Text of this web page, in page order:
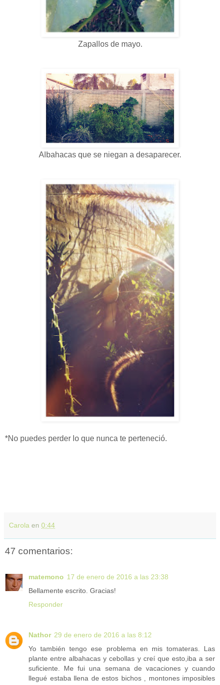
Zapallos de mayo.
Albahacas que se niegan a desaparecer.
*No puedes perder lo que nunca te perteneció.
Carola en 0:44
47 comentarios:
matemono 17 de enero de 2016 a las 23:38
Bellamente escrito. Gracias!
Responder
Nathor 29 de enero de 2016 a las 8:12
Yo también tengo ese problema en mis tomateras. Las
plante entre albahacas y cebollas y creí que esto,iba a ser
suficiente. Me fui una semana de vacaciones y cuando
llegué estaba llena de estos bichos , montones imposibles